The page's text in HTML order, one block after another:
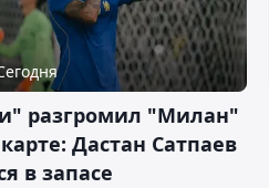
разгромил "Милан"
Дастан Сатпаев
в запасе